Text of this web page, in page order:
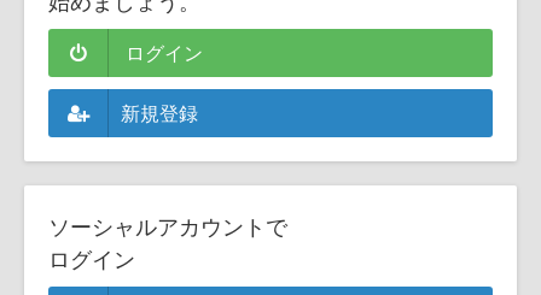
ログイン
新規登録
ソーシャルアカウントで
ログイン